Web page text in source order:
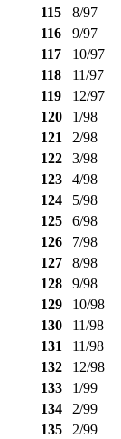
115
8/97
116
9/97
117
10/97
118
11/97
119
12/97
120
1/98
121
2/98
122
3/98
123
4/98
124
5/98
125
6/98
126
7/98
127
8/98
128
9/98
129
10/98
130
11/98
131
11/98
132
12/98
133
1/99
134
2/99
135
2/99